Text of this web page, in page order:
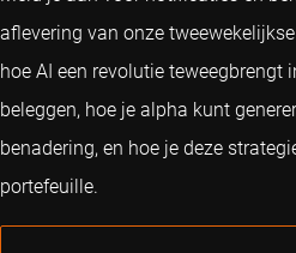
aflevering van onze
hoe AI een revolutie
beleggen, hoe je alpha kunt
benadering, en hoe je deze
portefeuille.